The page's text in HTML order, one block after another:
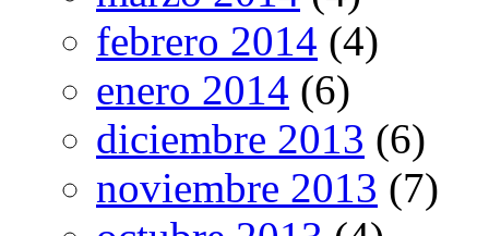
febrero 2014 (4)
enero 2014 (6)
diciembre 2013 (6)
noviembre 2013 (7)